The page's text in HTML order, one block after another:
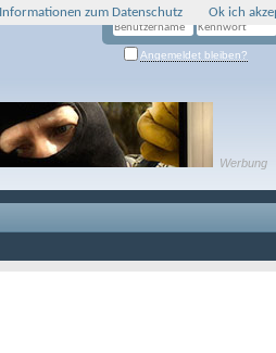
Angemeldet bleiben?
Werbung
zum Datenschutz Ok ich